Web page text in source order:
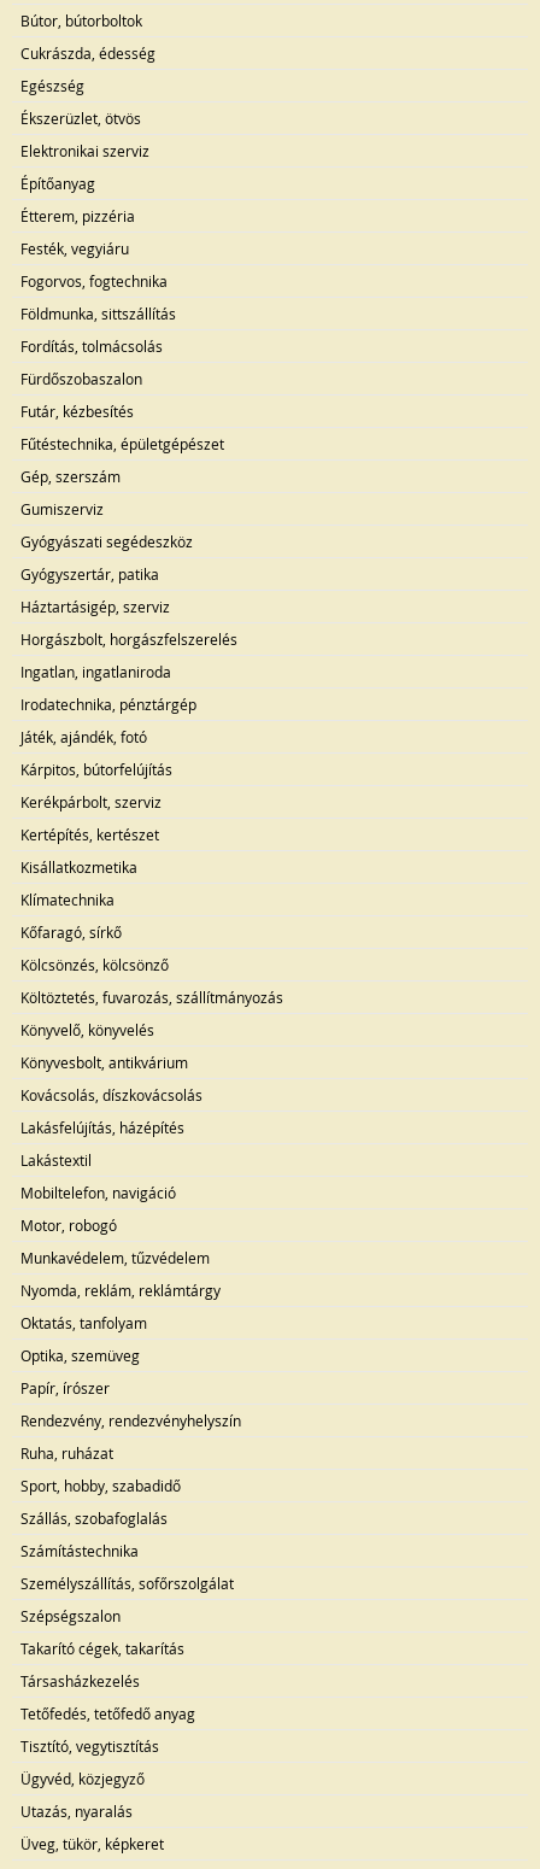
Bútor, bútorboltok
Cukrászda, édesség
Egészség
Ékszerüzlet, ötvös
Elektronikai szerviz
Építőanyag
Étterem, pizzéria
Festék, vegyiáru
Fogorvos, fogtechnika
Földmunka, sittszállítás
Fordítás, tolmácsolás
Fürdőszobaszalon
Futár, kézbesítés
Fűtéstechnika, épületgépészet
Gép, szerszám
Gumiszerviz
Gyógyászati segédeszköz
Gyógyszertár, patika
Háztartásigép, szerviz
Horgászbolt, horgászfelszerelés
Ingatlan, ingatlaniroda
Irodatechnika, pénztárgép
Játék, ajándék, fotó
Kárpitos, bútorfelújítás
Kerékpárbolt, szerviz
Kertépítés, kertészet
Kisállatkozmetika
Klímatechnika
Kőfaragó, sírkő
Kölcsönzés, kölcsönző
Költöztetés, fuvarozás, szállítmányozás
Könyvelő, könyvelés
Könyvesbolt, antikvárium
Kovácsolás, díszkovácsolás
Lakásfelújítás, házépítés
Lakástextil
Mobiltelefon, navigáció
Motor, robogó
Munkavédelem, tűzvédelem
Nyomda, reklám, reklámtárgy
Oktatás, tanfolyam
Optika, szemüveg
Papír, írószer
Rendezvény, rendezvényhelyszín
Ruha, ruházat
Sport, hobby, szabadidő
Szállás, szobafoglalás
Számítástechnika
Személyszállítás, sofőrszolgálat
Szépségszalon
Takarító cégek, takarítás
Társasházkezelés
Tetőfedés, tetőfedő anyag
Tisztító, vegytisztítás
Ügyvéd, közjegyző
Utazás, nyaralás
Üveg, tükör, képkeret